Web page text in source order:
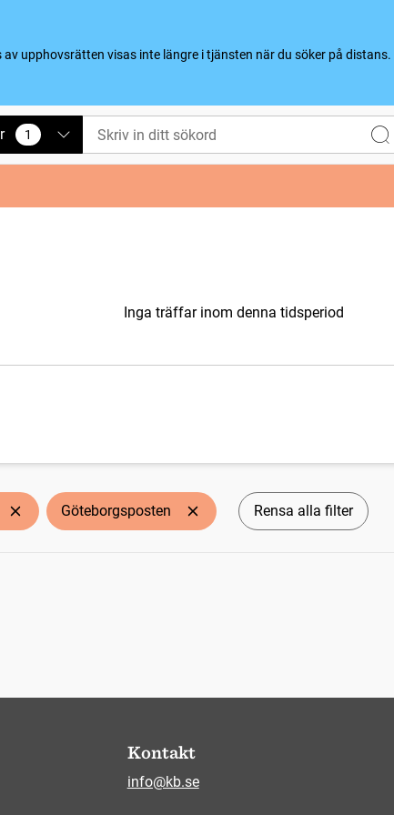
upphovsrätten visas inte längre i tjänsten när du söker på distans.
1
vald
Inga träffar inom denna tidsperiod
Göteborgsposten Rensa alla filter
Kontakt
info@kb.se